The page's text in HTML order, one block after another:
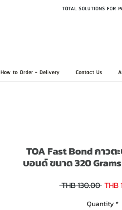
TOTAL SOLUTIONS FOR
How to Order - Delivery Contact Us
TOA Fast Bond กาวต
บอนด์ ขนาด 320
THB 130.00 THB
Quantity*